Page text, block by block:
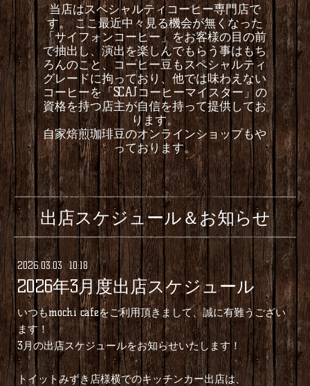
当店はスペシャルティコーヒー専門店で
す。 ここ最近中々見る機会が無くなった
「サイフォンコーヒー」をお客様の目の前
で抽出し、演出を楽しんでもらう事はもち
ろんのこと、コーヒー豆もスペシャルティ
グレードに拘っており、他では味わえない
コーヒーを「SCAJコーヒーマイスター」の
資格を持つ店主が自信を持って提供してお
ります。
自家焙煎珈琲豆のオンラインショップもや
っております。
出店スケジュール＆お知らせ
2026 03.03 10:18
2026年3月度出店スケジュール
いつもmochi cafeをご利用頂きまして、誠に有難うござい
ます！
3月の出店スケジュールをお知らせいたします！
トイットみずき店様横でのキッチンカー出店は、